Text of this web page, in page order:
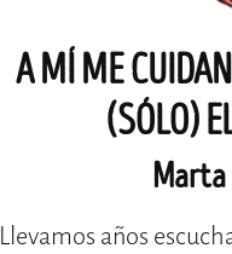
A MÍ ME
(SÓLO)
Marta
Llevamos años